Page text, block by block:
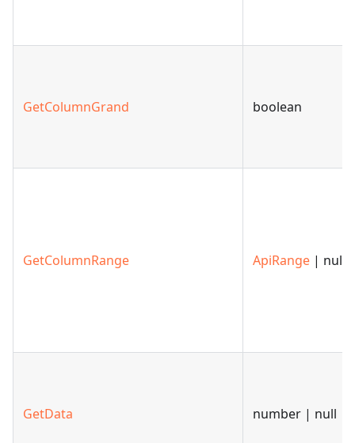
GetColumnGrand boolean
GetColumnRange ApiRange | null
GetData number | null